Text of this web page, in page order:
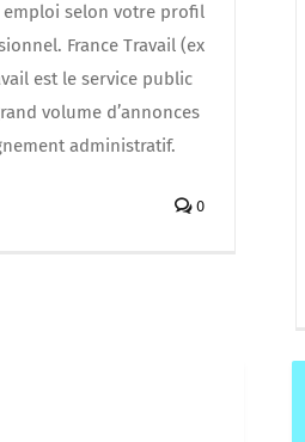
selon votre profil
France Travail (ex
est le service public
volume d’annonces
administratif.
0